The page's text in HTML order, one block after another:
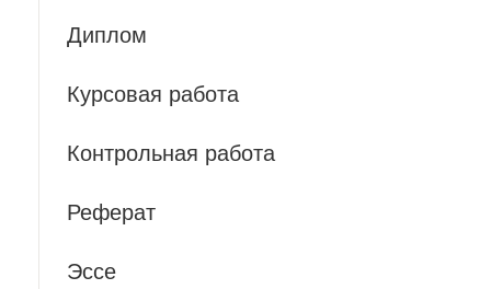
Диплом
Курсовая работа
Контрольная работа
Реферат
Эссе